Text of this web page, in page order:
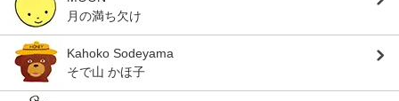
月の満ち欠け
Kahoko Sodeyama
そで山 かほ子